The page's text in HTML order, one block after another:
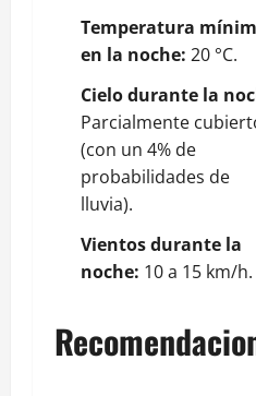
Temperatura
en la noche: 20 °C.
Cielo durante la
Parcialmente
(con un 4% de
probabilidades de
lluvia).
Vientos durante la
noche: 10 a 15 km/h.